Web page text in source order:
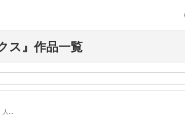
ス』作品一覧
人...